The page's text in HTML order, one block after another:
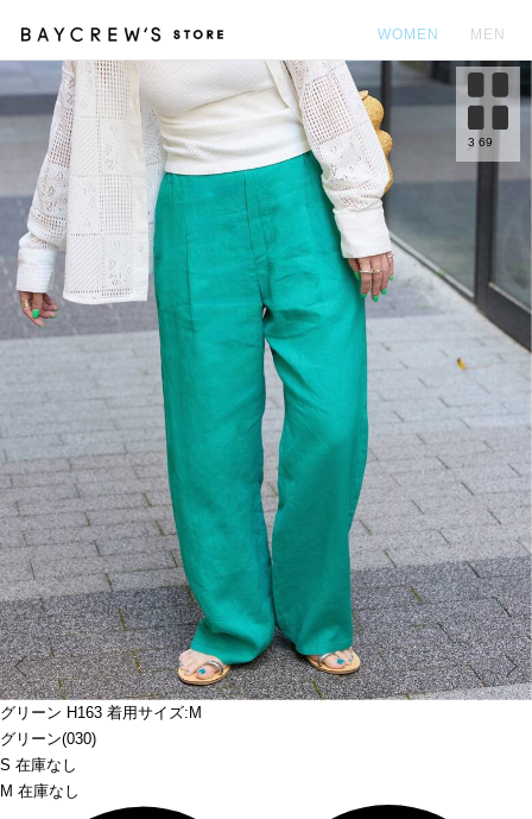
WOMEN MEN
グリーン H163 着用サイズ:M
グリーン(030)
S 在庫なし
M 在庫なし
Prev
3 69